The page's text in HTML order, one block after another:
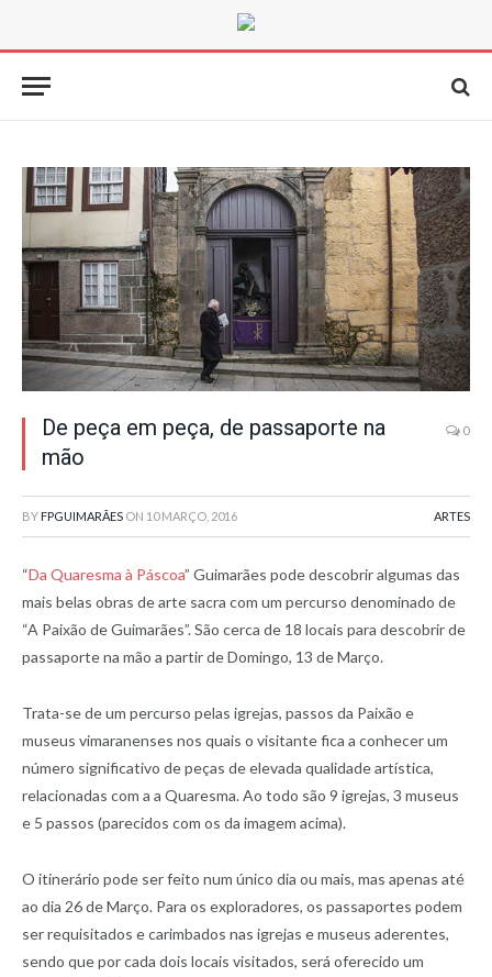
De peça em peça, de passaporte na
mão
0
BY FPGUIMARÃES ON 10 MARÇO, 2016 ARTES
“Da Quaresma à Páscoa” Guimarães pode descobrir algumas das
mais belas obras de arte sacra com um percurso denominado de
“A Paixão de Guimarães”. São cerca de 18 locais para descobrir de
passaporte na mão a partir de Domingo, 13 de Março.
Trata-se de um percurso pelas igrejas, passos da Paixão e
museus vimaranenses nos quais o visitante fica a conhecer um
número significativo de peças de elevada qualidade artística,
relacionadas com a a Quaresma. Ao todo são 9 igrejas, 3 museus
e 5 passos (parecidos com os da imagem acima).
O itinerário pode ser feito num único dia ou mais, mas apenas até
ao dia 26 de Março. Para os exploradores, os passaportes podem
ser requisitados e carimbados nas igrejas e museus aderentes,
sendo que por cada dois locais visitados, será oferecido um